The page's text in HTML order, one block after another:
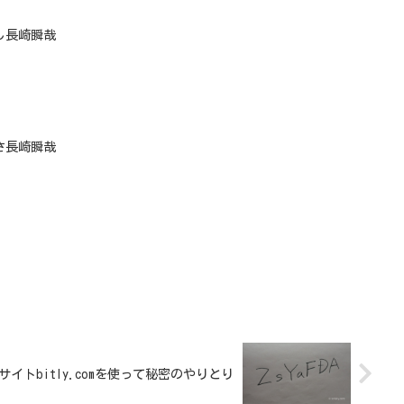
長崎瞬哉
長崎瞬哉
イトbitly.comを使って秘密のやりとり